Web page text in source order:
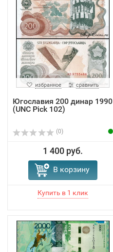
избранное сравнить
Югославия 200 динар 1990
(UNC Pick 102)
(0)
1 400 руб.
В корзину